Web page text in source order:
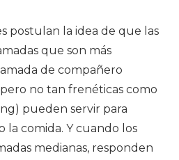
postulan la idea de que las
que son más
de compañero
no tan frenéticas como
pueden servir para
comida. Y cuando los
medianas, responden